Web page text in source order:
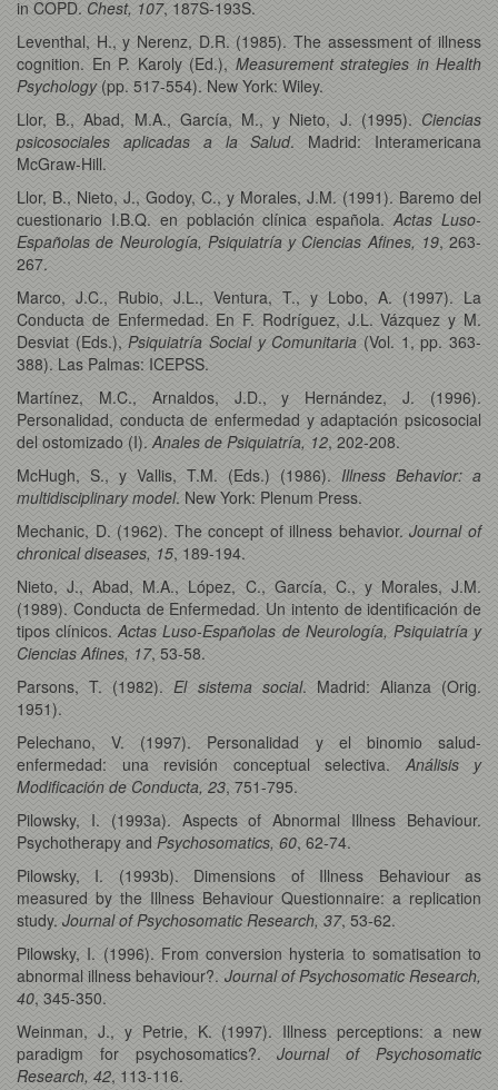
in COPD. Chest, 107, 187S-193S.
Leventhal, H., y Nerenz, D.R. (1985). The assessment of illness
cognition. En P. Karoly (Ed.), Measurement strategies in Health
Psychology(pp. 517-554). New York: Wiley.
Llor, B., Abad, M.A., García, M., y Nieto, J. (1995). Ciencias
psicosociales aplicadas a la Salud. Madrid: Interamericana
McGraw-Hill.
Llor, B., Nieto, J., Godoy, C., y Morales, J.M. (1991). Baremo del
cuestionario I.B.Q. en población clínica española.Actas Luso-
Españolas de Neurología, Psiquiatría y Ciencias Afines, 19, 263-
267.
Marco, J.C., Rubio, J.L., Ventura, T., y Lobo, A. (1997). La
Conducta de Enfermedad. En F. Rodríguez, J.L. Vázquez y M.
Desviat (Eds.), Psiquiatría Social y Comunitaria (Vol. 1, pp. 363-
388). Las Palmas: ICEPSS.
Martínez, M.C., Arnaldos, J.D., y Hernández, J. (1996).
Personalidad, conducta de enfermedad y adaptación psicosocial
del ostomizado (I). Anales de Psiquiatría, 12, 202-208.
McHugh, S., y Vallis, T.M. (Eds.) (1986). Illness Behavior: a
multidisciplinary model. New York: Plenum Press.
Mechanic, D. (1962). The concept of illness behavior.Journal of
chronical diseases, 15, 189-194.
Nieto, J., Abad, M.A., López, C., García, C., y Morales, J.M.
(1989). Conducta de Enfermedad. Un intento de identificación de
tipos clínicos.Actas Luso-Españolas de Neurología, Psiquiatría y
Ciencias Afines, 17, 53-58.
Parsons, T. (1982). El sistema social. Madrid: Alianza (Orig.
1951).
Pelechano, V. (1997). Personalidad y el binomio salud-
enfermedad: una revisión conceptual selectiva. Análisis y
Modificación de Conducta, 23, 751-795.
Pilowsky, I. (1993a). Aspects of Abnormal Illness Behaviour.
Psychotherapy and Psychosomatics, 60, 62-74.
Pilowsky, I. (1993b). Dimensions of Illness Behaviour as
measured by the Illness Behaviour Questionnaire: a replication
study. Journal of Psychosomatic Research, 37, 53-62.
Pilowsky, I. (1996). From conversion hysteria to somatisation to
abnormal illness behaviour?. Journal of Psychosomatic Research,
40, 345-350.
Weinman, J., y Petrie, K. (1997). Illness perceptions: a new
paradigm for psychosomatics?.Journal of Psychosomatic
Research, 42, 113-116.